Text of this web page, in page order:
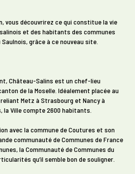
vous découvrirez ce qui constitue la vie
et des habitants des communes
grâce à ce nouveau site.
Château-Salins est un chef-lieu
de la Moselle. Idéalement placée au
Metz à Strasbourg et Nancy à
la Ville compte 2600 habitants.
avec la commune de Coutures et son
communauté de Communes de France
la Communauté de Communes du
qu’il semble bon de souligner.